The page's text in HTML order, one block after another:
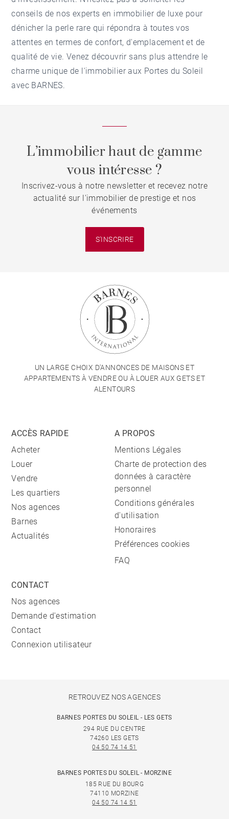
conseils de nos experts en immobilier de luxe pour
dénicher la perle rare qui répondra à toutes vos
attentes en termes de confort, d'emplacement et de
qualité de vie. Venez découvrir sans plus attendre le
charme unique de l'immobilier aux Portes du Soleil
avec BARNES.
L’immobilier haut de gamme
vous intéresse ?
Inscrivez-vous à notre newsletter et recevez notre
actualité sur l'immobilier de prestige et nos
événements
S'INSCRIRE
UN LARGE CHOIX D'ANNONCES DE MAISONS ET
APPARTEMENTS À VENDRE OU À LOUER AUX GETS ET
ALENTOURS
ACCÈS RAPIDE
Acheter
Louer
Vendre
Les quartiers
Nos agences
Barnes
Actualités
A PROPOS
Mentions Légales
Charte de protection des
données à caractère
personnel
Conditions générales
d'utilisation
Honoraires
Préférences cookies
FAQ
CONTACT
Nos agences
Demande d'estimation
Contact
Connexion utilisateur
RETROUVEZ NOS AGENCES
BARNES PORTES DU SOLEIL - LES GETS
294 RUE DU CENTRE
74260 LES GETS
04 50 74 14 51
BARNES PORTES DU SOLEIL - MORZINE
185 RUE DU BOURG
74110 MORZINE
04 50 74 14 51